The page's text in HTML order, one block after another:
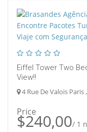
Eiffel Tower Two
View!!
4 Rue De Valois Paris
Price
$240,00/ 1